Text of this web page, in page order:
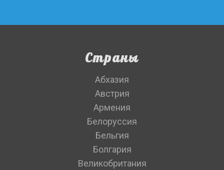
Страны
Абхазия
Австрия
Армения
Белоруссия
Бельгия
Болгария
Великобритания